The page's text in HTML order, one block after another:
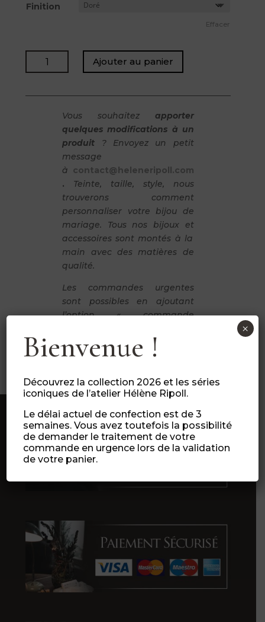
Finition
Effacer
quantité
de
-
Ajouter au panier
Vous souhaitez apporter
quelques modifications à un
produit ? Envoyez un petit
message
à contact@heleneripoll.com
. Teinte, taille, style, nous
trouverons comment
personnaliser votre bijou de
mariage. Tous nos bijoux et
accessoires sont montés à la
main avec des matières de
qualité.
Les commandes urgentes
sont possibles en ajoutant
l’option « commande
de votre panier).
Bienvenue !
Découvrez la collection 2026 et les séries
iconiques de l’atelier Hélène Ripoll.
Le délai actuel de confection est de 3
semaines. Vous avez toutefois la possibilité
de demander le traitement de votre
commande en urgence lors de la validation
de votre panier.
×